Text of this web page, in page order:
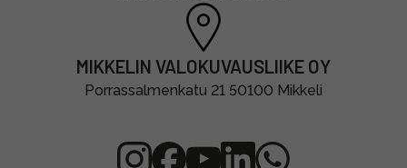
MIKKELIN VALOKUVAUSLIIKE OY
Porrassalmenkatu 21 50100 Mikkeli